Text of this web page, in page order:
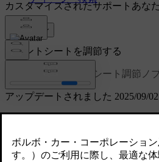
カスタマイズされたサポート あな
サインイン
アップデートされました 2025/09/02
フロントシートを調節する
フロントシートは、シート調節ノ
シート調節ノブ